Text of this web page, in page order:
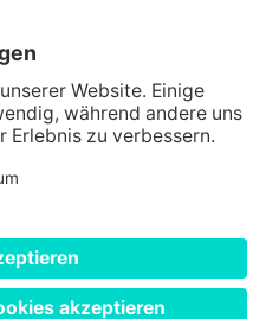
Impressum
Cookie Einstellungen